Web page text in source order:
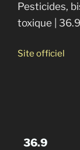
Pesticides,
toxique |
Site officiel
36.9